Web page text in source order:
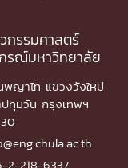
กรรมศาสตร์
รณ์มหาวิทยาลัย
ญาไท แขวงวังใหม่
ปทุมวัน กรุงเทพฯ
2-218-6337